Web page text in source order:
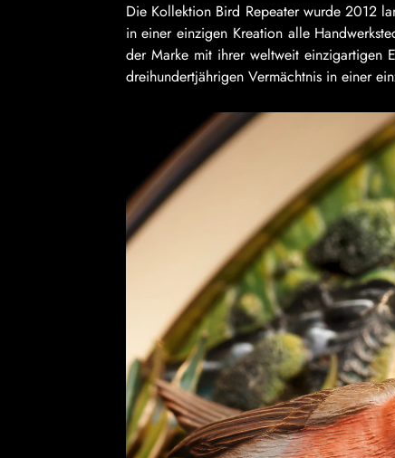
Die Kollektion Bird Repeater wurde 2012
in einer einzigen Kreation alle
der Marke mit ihrer weltweit einzigartigen
dreihundertjährigen Vermächtnis in einer